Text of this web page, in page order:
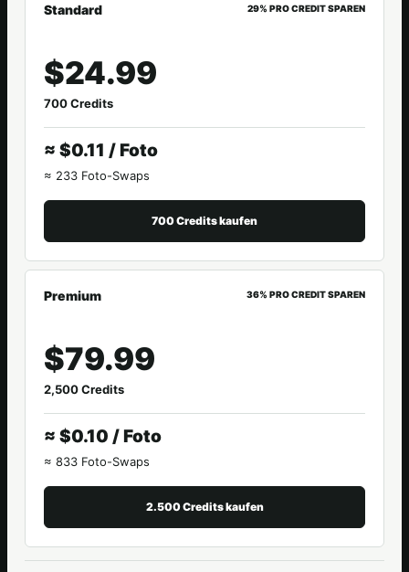
Standard 29% PRO CREDIT SPAREN
$24.99
700 Credits
≈ $0.11 / Foto
≈ 233 Foto-Swaps
700 Credits kaufen
Premium 36% PRO CREDIT SPAREN
$79.99
2,500 Credits
≈ $0.10 / Foto
≈ 833 Foto-Swaps
2.500 Credits kaufen